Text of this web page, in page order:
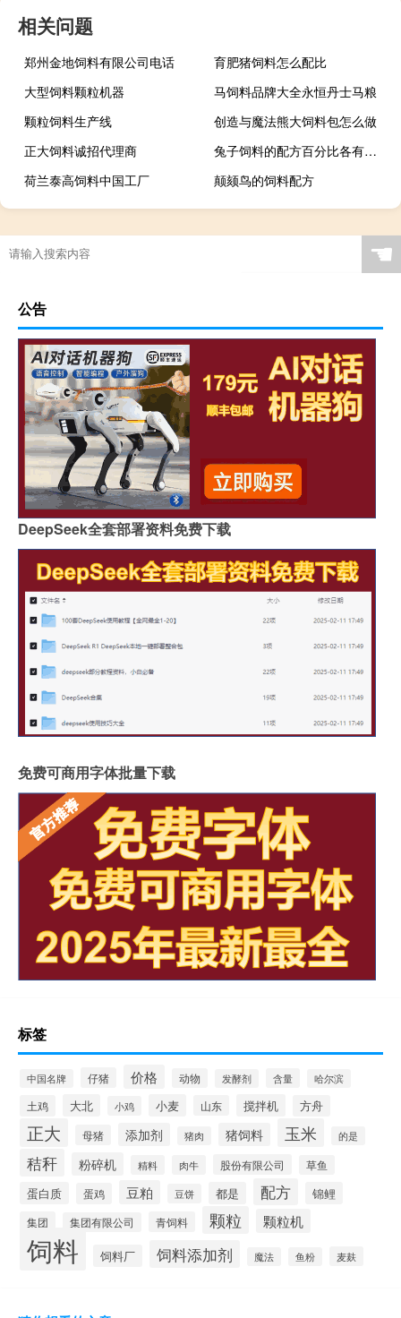
相关问题
郑州金地饲料有限公司电话
育肥猪饲料怎么配比
大型饲料颗粒机器
马饲料品牌大全永恒丹士马粮
颗粒饲料生产线
创造与魔法熊大饲料包怎么做
正大饲料诚招代理商
兔子饲料的配方百分比各有什么呢
荷兰泰高饲料中国工厂
颠颏鸟的饲料配方
☚
公告
DeepSeek全套部署资料免费下载
免费可商用字体批量下载
标签
中国名牌 仔猪 价格 动物 发酵剂 含量 哈尔滨
土鸡 大北 小鸡 小麦 山东 搅拌机 方舟
正大 母猪 添加剂 猪肉 猪饲料 玉米 的是
秸秆 粉碎机 精料 肉牛 股份有限公司 草鱼
蛋白质 蛋鸡 豆粕 豆饼 都是 配方 锦鲤
集团 集团有限公司 青饲料 颗粒 颗粒机
饲料 饲料厂 饲料添加剂 魔法 鱼粉 麦麸